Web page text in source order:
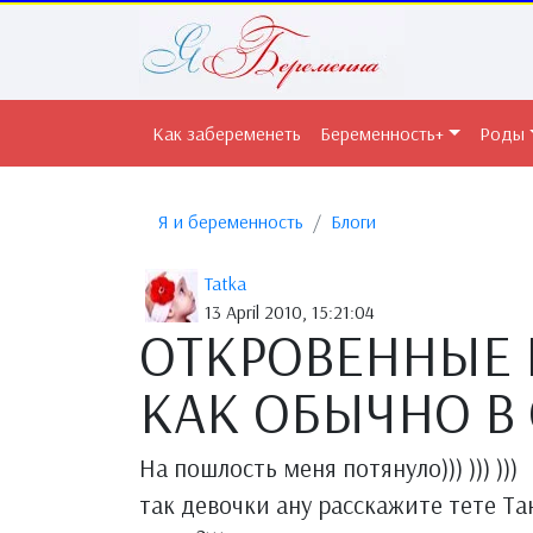
Как забеременеть Беременность+ Роды
Я и беременность Блоги
Tatka
13 April 2010, 15:21:04
КАК ОБЫЧНО
На пошлость меня потянуло))) ))) )))
так девочки ану расскажите тете